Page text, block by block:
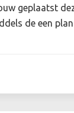
geplaatst
de een